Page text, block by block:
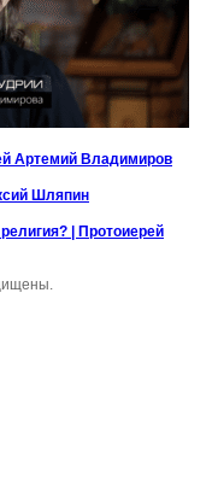
Артемий Владимиров
Шляпин
| Протоиерей